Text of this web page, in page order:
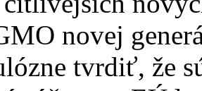
novej
tvrdiť, že